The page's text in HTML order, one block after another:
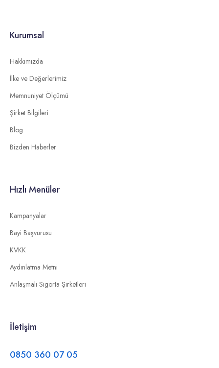
Kurumsal
Hakkımızda
İlke ve Değerlerimiz
Memnuniyet Ölçümü
Şirket Bilgileri
Blog
Bizden Haberler
Hızlı Menüler
Kampanyalar
Bayi Başvurusu
KVKK
Aydınlatma Metni
Anlaşmalı Sigorta Şirketleri
İletişim
0850 360 07 05